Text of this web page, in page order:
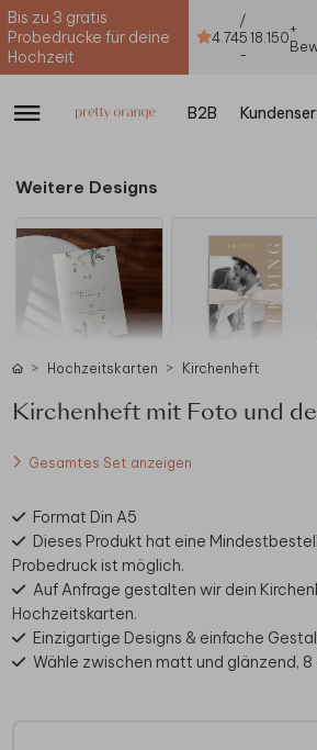
Bis zu 3 gratis
Probedrucke für deine
Hochzeit
4.74
/
5
-
18.150+
B2B
Weitere Designs
Hochzeitskarten Kirchenheft
Kirchenheft mit Foto und
Gesamtes Set anzeigen
Format Din A5
Dieses Produkt hat eine
Probedruck ist möglich.
Auf Anfrage gestalten wir dein
Hochzeitskarten.
Einzigartige Designs & einfache
Wähle zwischen matt und glänzend, 8